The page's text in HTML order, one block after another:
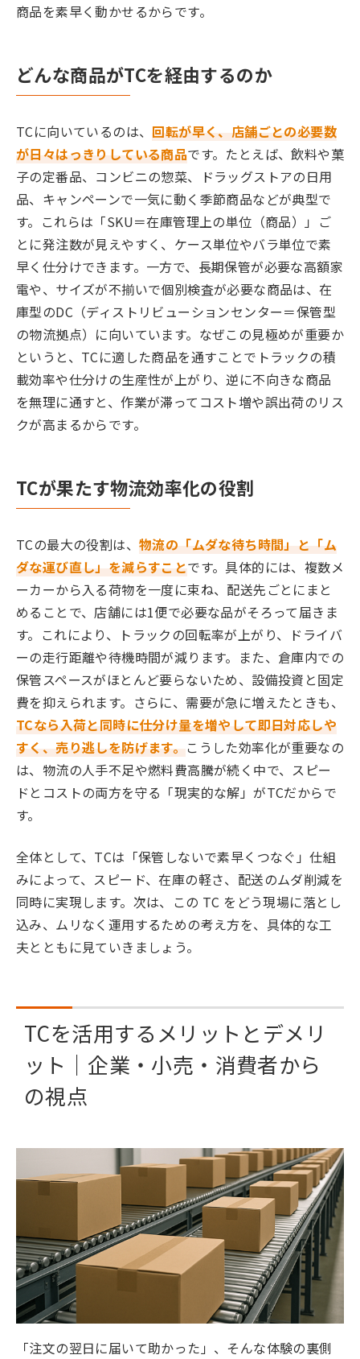
商品を素早く動かせるからです。
どんな商品がTCを経由するのか
TCに向いているのは、回転が早く、店舗ごとの必要数
が日々はっきりしている商品です。たとえば、飲料や菓
子の定番品、コンビニの惣菜、ドラッグストアの日用
品、キャンペーンで一気に動く季節商品などが典型で
す。これらは「SKU＝在庫管理上の単位（商品）」ご
とに発注数が見えやすく、ケース単位やバラ単位で素
早く仕分けできます。一方で、長期保管が必要な高額家
電や、サイズが不揃いで個別検査が必要な商品は、在
庫型のDC（ディストリビューションセンター＝保管型
の物流拠点）に向いています。なぜこの見極めが重要か
というと、TCに適した商品を通すことでトラックの積
載効率や仕分けの生産性が上がり、逆に不向きな商品
を無理に通すと、作業が滞ってコスト増や誤出荷のリス
クが高まるからです。
TCが果たす物流効率化の役割
TCの最大の役割は、 物流の「ムダな待ち時間」と「ム
ダな運び直し」を減らすことです。具体的には、複数メ
ーカーから入る荷物を一度に束ね、配送先ごとにまと
めることで、店舗には1便で必要な品がそろって届きま
す。これにより、トラックの回転率が上がり、ドライバ
ーの走行距離や待機時間が減ります。また、倉庫内での
保管スペースがほとんど要らないため、設備投資と固定
費を抑えられます。さらに、需要が急に増えたときも、
TCなら入荷と同時に仕分け量を増やして即日対応しや
すく、売り逃しを防げます。こうした効率化が重要なの
は、物流の人手不足や燃料費高騰が続く中で、スピー
ドとコストの両方を守る「現実的な解」がTCだからで
す。
全体として、TCは「保管しないで素早くつなぐ」仕組
みによって、スピード、在庫の軽さ、配送のムダ削減を
同時に実現します。次は、この TC をどう現場に落とし
込み、ムリなく運用するための考え方を、具体的な工
夫とともに見ていきましょう。
TCを活用するメリットとデメリ
ット｜企業・小売・消費者から
の視点
「注文の翌日に届いて助かった」、そんな体験の裏側